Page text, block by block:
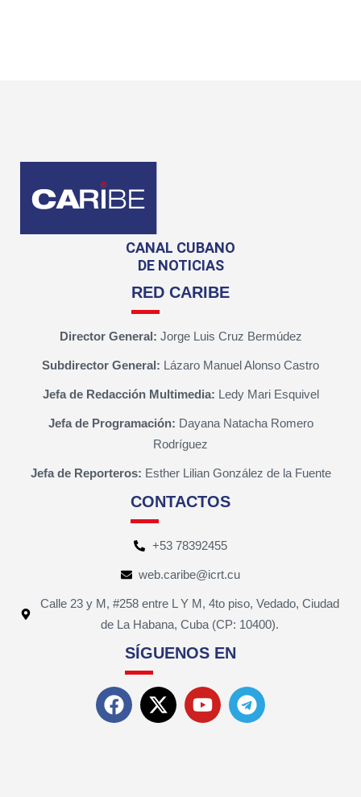
CANAL CUBANO
DE NOTICIAS
RED CARIBE
Director General: Jorge Luis Cruz Bermúdez
Subdirector General: Lázaro Manuel Alonso Castro
Jefa de Redacción Multimedia: Ledy Mari Esquivel
Jefa de Programación: Dayana Natacha Romero
Rodríguez
Jefa de Reporteros: Esther Lilian González de la Fuente
CONTACTOS
+53 78392455
web.caribe@icrt.cu
Calle 23 y M, #258 entre L Y M, 4to piso, Vedado, Ciudad
de La Habana, Cuba (CP: 10400).
SÍGUENOS EN